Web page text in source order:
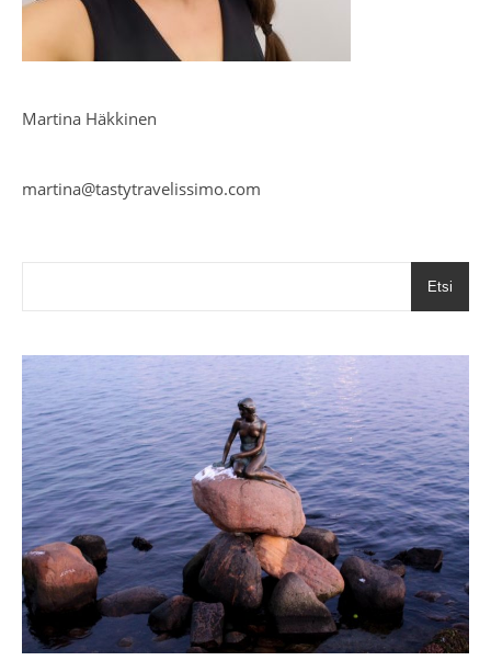
Martina Häkkinen
martina@tastytravelissimo.com
Etsi